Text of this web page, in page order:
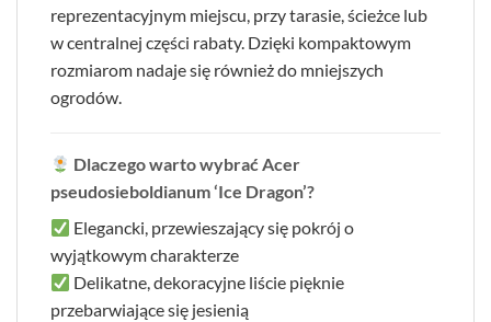
reprezentacyjnym miejscu, przy tarasie, ścieżce lub
w centralnej części rabaty. Dzięki kompaktowym
rozmiarom nadaje się również do mniejszych
ogrodów.
Dlaczego warto wybrać Acer
pseudosieboldianum ‘Ice Dragon’?
Elegancki, przewieszający się pokrój o
wyjątkowym charakterze
Delikatne, dekoracyjne liście pięknie
przebarwiające się jesienią